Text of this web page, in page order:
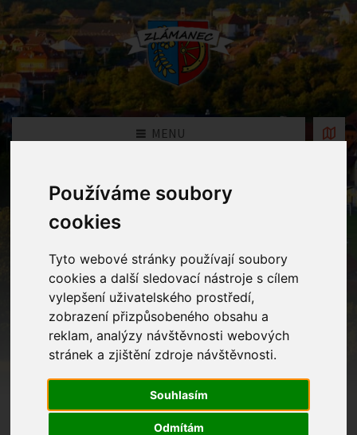
Používáme soubory
cookies
Tyto webové stránky používají soubory
cookies a další sledovací nástroje s cílem
vylepšení uživatelského prostředí,
zobrazení přizpůsobeného obsahu a
reklam, analýzy návštěvnosti webových
stránek a zjištění zdroje návštěvnosti.
Souhlasím
Odmítám
MENU
Fotogalerie MŠ